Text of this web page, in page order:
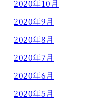
2020年10月
2020年9月
2020年8月
2020年7月
2020年6月
2020年5月